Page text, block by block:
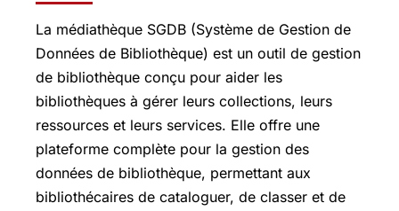
La médiathèque SGDB (Système de Gestion de
Données de Bibliothèque) est un outil de gestion
de bibliothèque conçu pour aider les
bibliothèques à gérer leurs collections, leurs
ressources et leurs services. Elle offre une
plateforme complète pour la gestion des
données de bibliothèque, permettant aux
bibliothécaires de cataloguer, de classer et de